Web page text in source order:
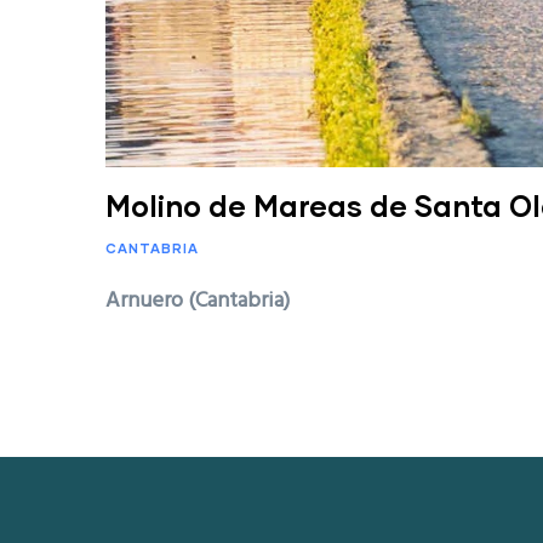
Molino de Mareas de Santa
CANTABRIA
Arnuero (Cantabria)